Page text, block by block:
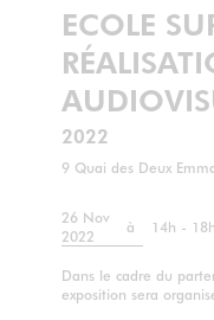
ECOLE
2022
9 Quai des Deux
26 Nov
2022
à 14h - 18h
Dans le cadre du
exposition sera